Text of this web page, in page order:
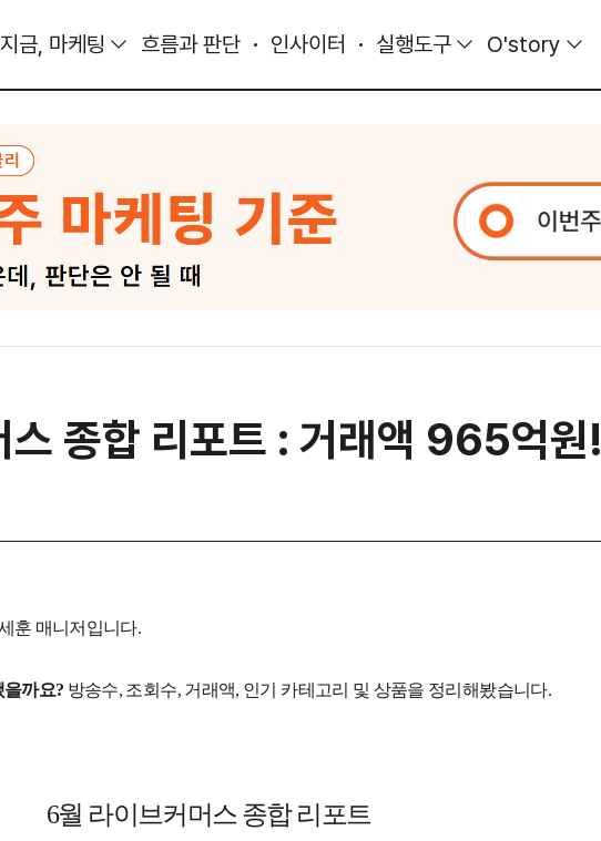
지금, 마케팅 흐름과 판단 인사이터 실행도구 O'story
스 종합 리포트 : 거래액 965억원!
훈 매니저입니다.
을까요? 방송수, 조회수, 거래액, 인기 카테고리 및 상품을 정리해봤습니다.
6월 라이브커머스 종합 리포트